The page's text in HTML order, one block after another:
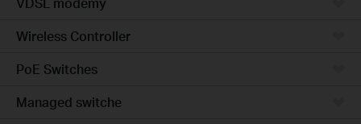
Wireless Controller
PoE Switches
Managed switche